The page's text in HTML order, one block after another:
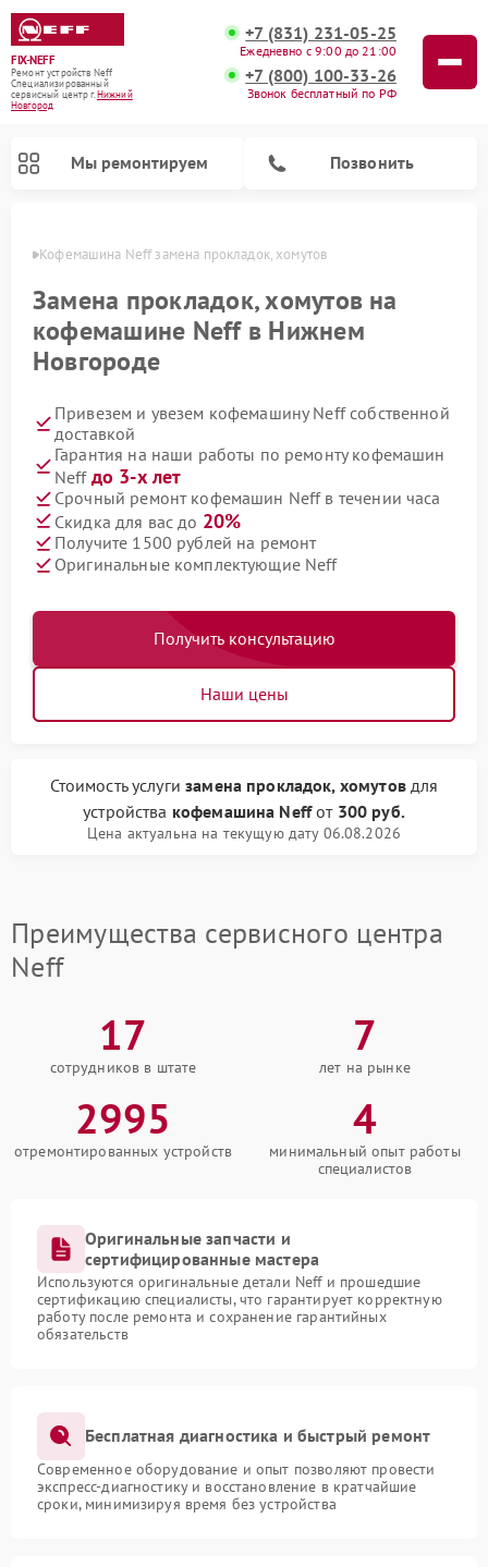
FIX-NEFF
Ремонт устройств Neff
Специализированный
cервисный центр г.Нижний
Новгород
+7 (831) 231-05-25
Ежедневно с 9:00 до 21:00
+7 (800) 100-33-26
Звонок бесплатный по РФ
Мы ремонтируем Позвонить
Кофемашина Neff замена прокладок, хомутов
Замена прокладок, хомутов на
кофемашине Neff в Нижнем
Новгороде
Привезем и увезем кофемашину Neff собственной
доставкой
Гарантия на наши работы по ремонту кофемашин
Neff до 3-х лет
Срочный ремонт кофемашин Neff в течении часа
Скидка для вас до 20%
Получите 1500 рублей на ремонт
Оригинальные комплектующие Neff
Получить консультацию
Наши цены
Стоимость услугизамена прокладок, хомутовдля
устройства кофемашина Neffот 300 руб.
Цена актуальна на текущую дату 06.08.2026
Преимущества сервисного центра
Neff
17
сотрудников в штате
7
лет на рынке
2995
отремонтированных устройств
4
минимальный опыт работы
специалистов
Оригинальные запчасти и
сертифицированные мастера
Используются оригинальные детали Neff и прошедшие
сертификацию специалисты, что гарантирует корректную
работу после ремонта и сохранение гарантийных
обязательств
Бесплатная диагностика и быстрый ремонт
Современное оборудование и опыт позволяют провести
экспресс-диагностику и восстановление в кратчайшие
сроки, минимизируя время без устройства